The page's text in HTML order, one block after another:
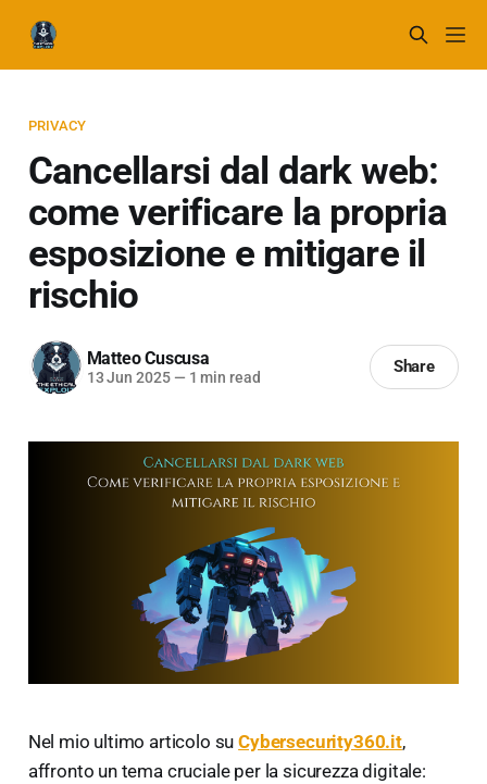
PRIVACY
Cancellarsi dal dark web:
come verificare la propria
esposizione e mitigare il
rischio
Matteo Cuscusa
13 Jun 2025 — 1 min read
Share
Nel mio ultimo articolo suCybersecurity360.it,
affronto un tema cruciale per la sicurezza digitale: